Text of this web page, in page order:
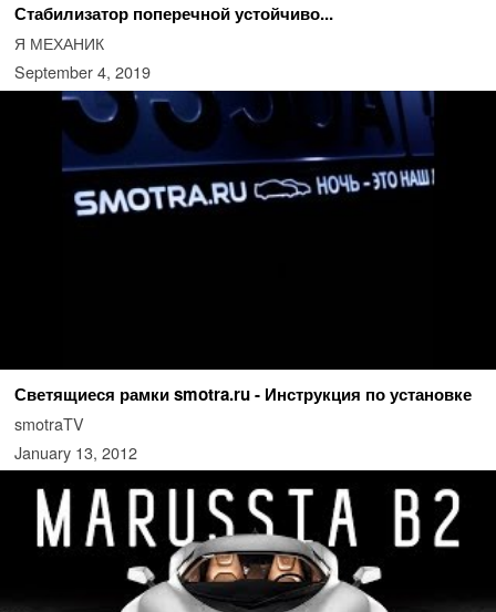
Стабилизатор поперечной устойчиво...
Я МЕХАНИК
September 4, 2019
Светящиеся рамки smotra.ru - Инструкция по установке
smotraTV
January 13, 2012